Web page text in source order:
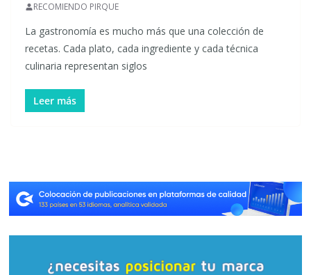
RECOMIENDO PIRQUE
La gastronomía es mucho más que una colección de
recetas. Cada plato, cada ingrediente y cada técnica
culinaria representan siglos
Leer más